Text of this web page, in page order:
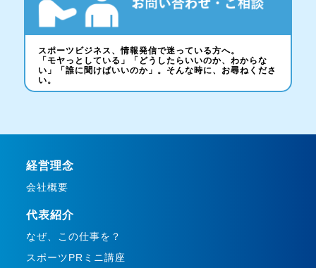
スポーツビジネス、情報発信で迷っている方へ。
「モヤっとしている」「どうしたらいいのか、わからな
い」「誰に聞けばいいのか」。そんな時に、お尋ねくださ
い。
経営理念
会社概要
代表紹介
なぜ、この仕事を？
スポーツPRミニ講座